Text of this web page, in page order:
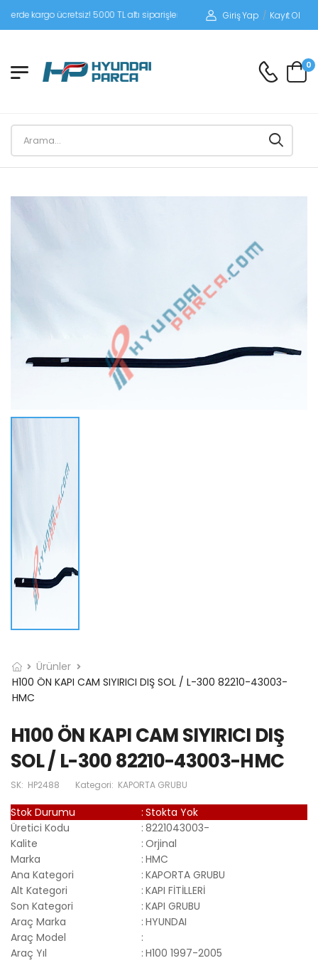
kargo ücretsiz! 5000 TL altı siparişlerinizde siparişleriniz alıcı ödemeli
Giriş Yap / Kayıt Ol
0
Ürünler
H100 ÖN KAPI CAM SIYIRICI DIŞ SOL / L-300 82210-43003-
HMC
H100 ÖN KAPI CAM SIYIRICI DIŞ
SOL / L-300 82210-43003-HMC
SK: HP2488 Kategori: KAPORTA GRUBU
Stok Durumu : Stokta Yok
Üretici Kodu
: 8221043003-
Kalite
: Orjinal
Marka
: HMC
Ana Kategori
: KAPORTA GRUBU
Alt Kategori
: KAPI FİTİLLERİ
Son Kategori
: KAPI GRUBU
Araç Marka
: HYUNDAI
Araç Model
:
Araç Yıl
: H100 1997-2005